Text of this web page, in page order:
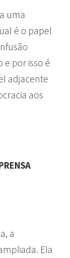
uma
é o papel
e por isso é
adjacente
aos
a
Ela